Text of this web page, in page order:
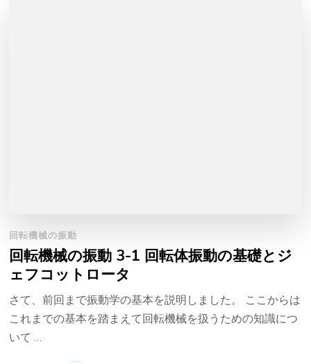
回転機械の振動
回転機械の振動 3-1 回転体振動の基礎とジ
ェフコットロータ
さて、前回まで振動学の基本を説明しました。 ここからは
これまでの基本を踏まえて回転機械を扱うための知識につ
いて …